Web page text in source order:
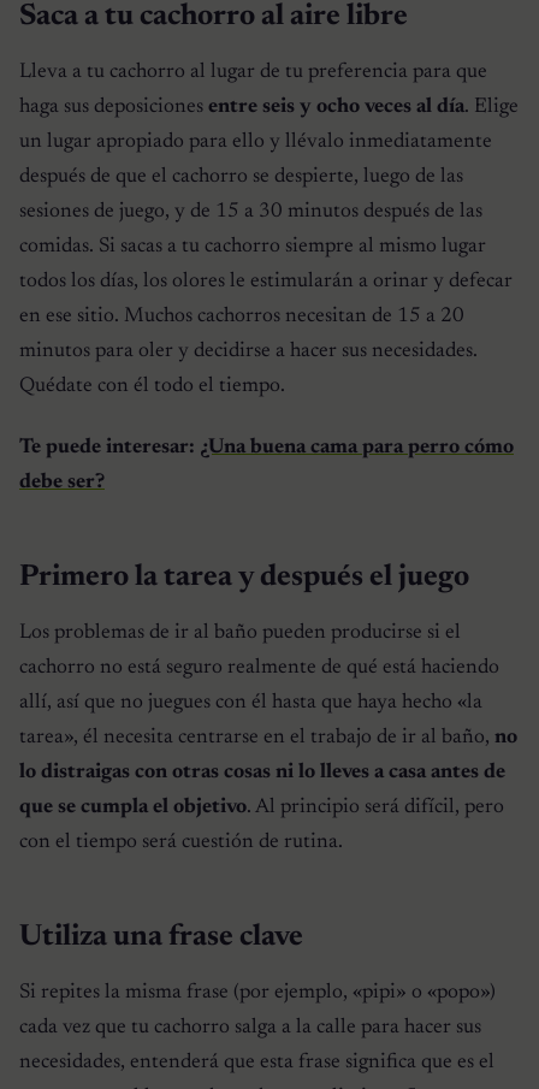
Saca a tu cachorro al aire libre
Lleva a tu cachorro al lugar de tu preferencia para que
haga sus deposiciones entre seis y ocho veces al día. Elige
un lugar apropiado para ello y llévalo inmediatamente
después de que el cachorro se despierte, luego de las
sesiones de juego, y de 15 a 30 minutos después de las
comidas. Si sacas a tu cachorro siempre al mismo lugar
todos los días, los olores le estimularán a orinar y defecar
en ese sitio. Muchos cachorros necesitan de 15 a 20
minutos para oler y decidirse a hacer sus necesidades.
Quédate con él todo el tiempo.
Te puede interesar: ¿Una buena cama para perro cómo
debe ser?
Primero la tarea y después el juego
Los problemas de ir al baño pueden producirse si el
cachorro no está seguro realmente de qué está haciendo
allí, así que no juegues con él hasta que haya hecho «la
tarea», él necesita centrarse en el trabajo de ir al baño, no
lo distraigas con otras cosas ni lo lleves a casa antes de
que se cumpla el objetivo. Al principio será difícil, pero
con el tiempo será cuestión de rutina.
Utiliza una frase clave
Si repites la misma frase (por ejemplo, «pipi» o «popo»)
cada vez que tu cachorro salga a la calle para hacer sus
necesidades, entenderá que esta frase significa que es el